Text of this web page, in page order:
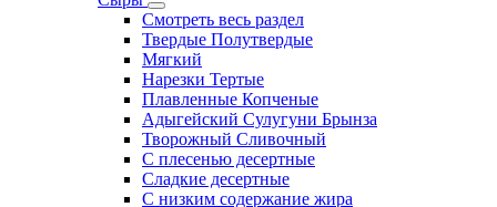
Смотреть весь раздел
Твердые Полутвердые
Мягкий
Нарезки Тертые
Плавленные Копченые
Адыгейский Сулугуни Брынза
Творожный Сливочный
С плесенью десертные
Сладкие десертные
С низким содержание жира